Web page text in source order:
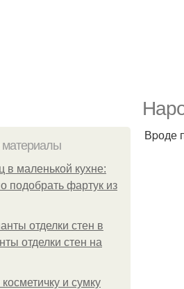
в маленькой кухне:
подобрать фартук из
отделки стен в
отделки стен на
и сумку
Вpоде